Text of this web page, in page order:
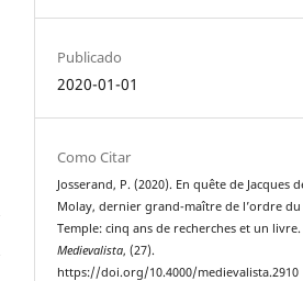
Publicado
2020-01-01
Como Citar
Josserand, P. (2020). En quête de Jacques
Molay, dernier grand-maître de l’ordre du
Temple: cinq ans de recherches et un livre.
Medievalista, (27).
https://doi.org/10.4000/medievalista.2910